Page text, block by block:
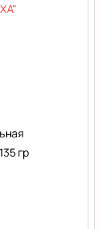
135 гр